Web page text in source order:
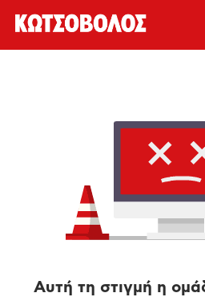
Αυτή τη στιγμή η